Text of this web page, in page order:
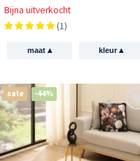
Bijna uitverkocht
(1)
maat ▴ kleur▴
sale -44%